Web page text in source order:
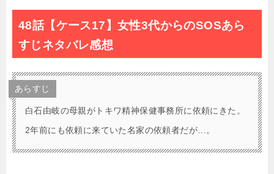
48話【ケース17】女性3代からのSOSあら
すじネタバレ感想
あらすじ
白石由岐の母親がトキワ精神保健事務所に依頼にきた。
2年前にも依頼に来ていた名家の依頼者だが…。